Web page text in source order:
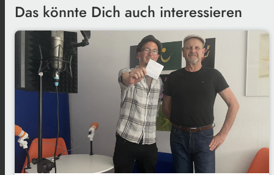
Das könnte Dich auch interessieren